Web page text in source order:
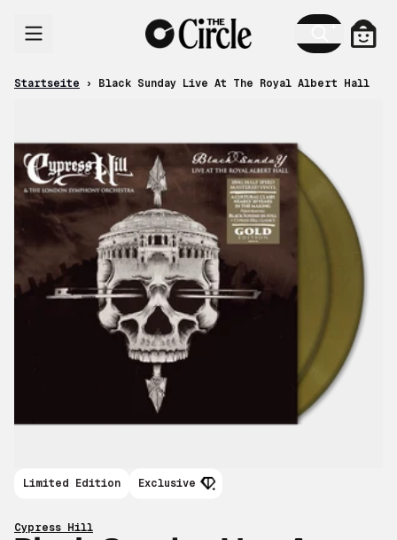
Startseite › Black Sunday Live At The Royal Albert Hall
Cypress Hill
Limited Edition Exclusive